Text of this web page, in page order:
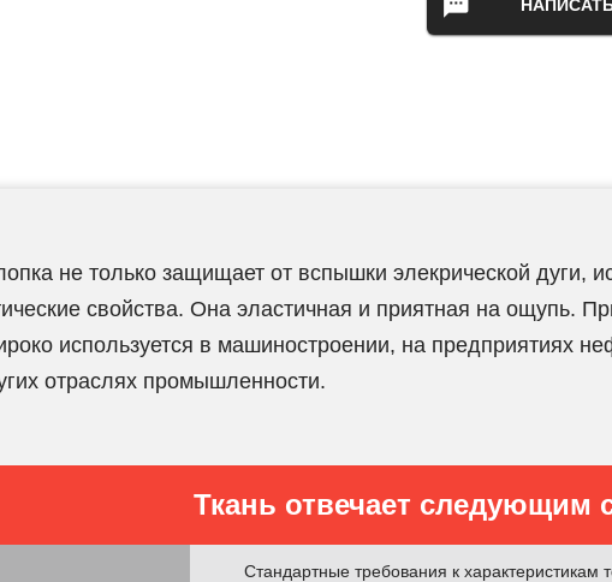
не только защищает от вспышки элекрической дуги,
свойства. Она эластичная и приятная на ощупь.
используется в машиностроении, на предприятиях
отраслях промышленности.
Ткань отвечает следующим
Стандартные требования к